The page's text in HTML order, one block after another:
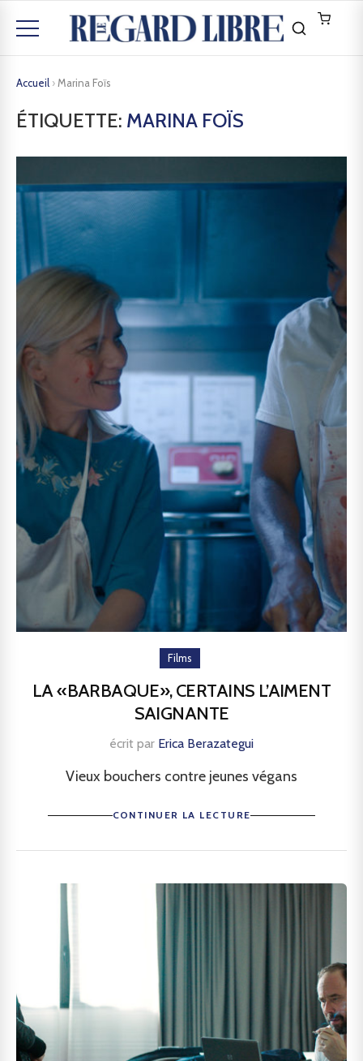
Accueil › Marina Foïs
ÉTIQUETTE: MARINA FOÏS
Films
LA «BARBAQUE», CERTAINS L’AIMENT
SAIGNANTE
écrit par Erica Berazategui
Vieux bouchers contre jeunes végans
CONTINUER LA LECTURE